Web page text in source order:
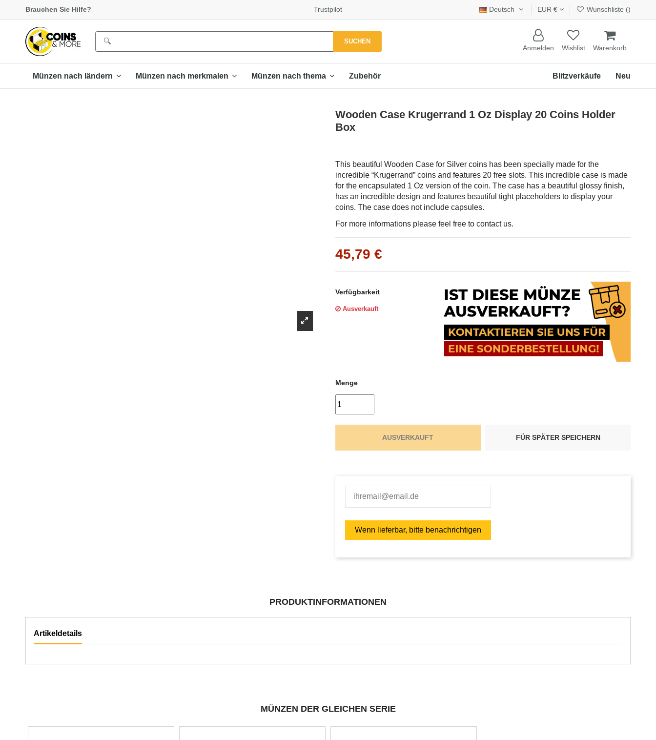
Γ
Brauchen Sie Hilfe? Trustpilot Deutsch EUR € Wunschliste ()
SUCHEN
Anmelden Wishlist Warenkorb
Münzen nach ländern Münzen nach merkmalen Münzen nach thema Zubehör Neu
Blitzverkäufe
Wooden Case Krugerrand 1 Oz Display 20 Coins Holder
Box
This beautiful Wooden Case for Silver coins has been specially made for the
incredible “Krugerrand” coins and features 20 free slots. This incredible case is made
for the encapsulated 1 Oz version of the coin. The case has a beautiful glossy finish,
has an incredible design and features beautiful tight placeholders to display your
coins. The case does not include capsules.
For more informations please feel free to contact us.
45,79 €
Verfügbarkeit
Ausverkauft
Menge
AUSVERKAUFT FÜR SPÄTER SPEICHERN
PRODUKTINFORMATIONEN
Artikeldetails
MÜNZEN DER GLEICHEN SERIE